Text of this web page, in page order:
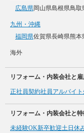
広島県岡山県島根県鳥取
九州・沖縄
福岡県佐賀県長崎県熊本
海外
リフォーム・内装会社と
正社員契約社員アルバイト
リフォーム・内装会社と
未経験OK新卒歓迎土日休